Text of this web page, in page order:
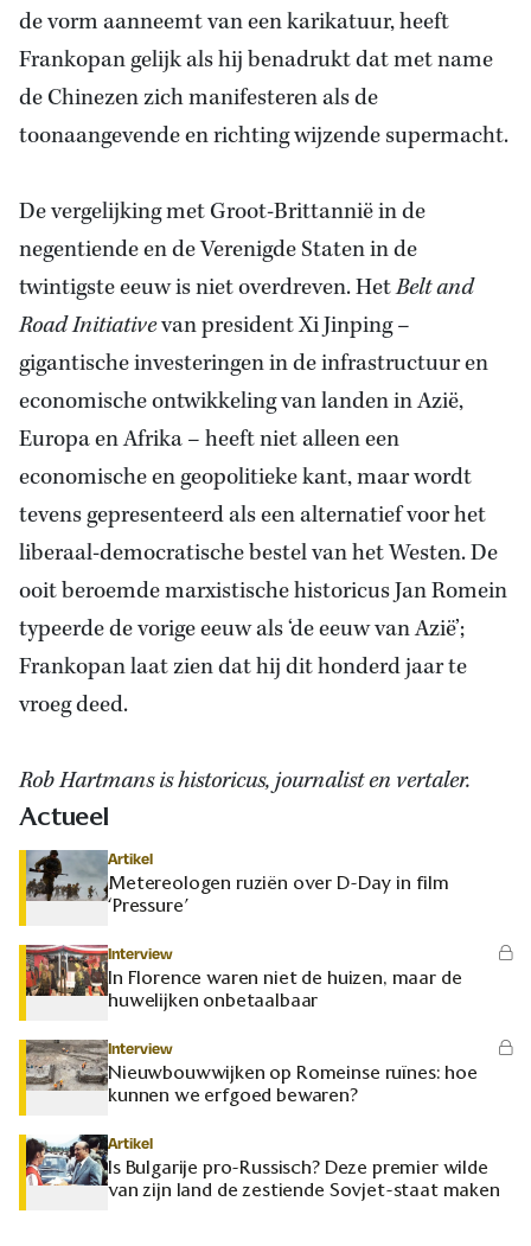
de vorm aanneemt van een karikatuur, heeft
Frankopan gelijk als hij benadrukt dat met name
de Chinezen zich manifesteren als de
toonaangevende en richting wijzende supermacht.
De vergelijking met Groot-Brittannië in de
negentiende en de Verenigde Staten in de
twintigste eeuw is niet overdreven. HetBelt and
Road Initiativevan president Xi Jinping –
gigantische investeringen in de infrastructuur en
economische ontwikkeling van landen in Azië,
Europa en Afrika – heeft niet alleen een
economische en geopolitieke kant, maar wordt
tevens gepresenteerd als een alternatief voor het
liberaal-democratische bestel van het Westen. De
ooit beroemde marxistische historicus Jan Romein
typeerde de vorige eeuw als ‘de eeuw van Azië’;
Frankopan laat zien dat hij dit honderd jaar te
vroeg deed.
Rob Hartmans is historicus, journalist en vertaler.
Actueel
Artikel
Metereologen ruziën over D-Day in film
‘Pressure’
Interview
In Florence waren niet de huizen, maar de
huwelijken onbetaalbaar
Interview
Nieuwbouwwijken op Romeinse ruïnes: hoe
kunnen we erfgoed bewaren?
Artikel
Is Bulgarije pro-Russisch? Deze premier wilde
van zijn land de zestiende Sovjet-staat maken